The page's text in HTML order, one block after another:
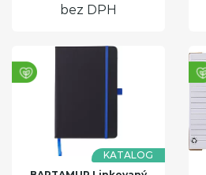
bez DPH
KATALOG